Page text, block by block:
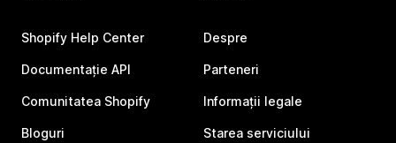
Shopify Help Center
Documentație API
Comunitatea Shopify
Bloguri
Despre
Parteneri
Informații legale
Starea serviciului